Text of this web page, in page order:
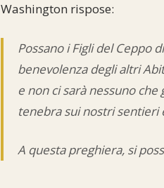
Washington rispose:
Possano i Figli del Ceppo
benevolenza degli altri
e non ci sarà nessuno
tenebra sui nostri sentieri
A questa preghiera, si